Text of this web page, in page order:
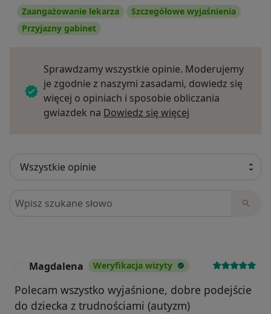
Zaangażowanie lekarza
Szczegółowe wyjaśnienia
Przyjazny gabinet
Sprawdzamy wszystkie opinie. Moderujemy
je zgodnie z naszymi zasadami, dowiedz się
więcej o opiniach i sposobie obliczania
gwiazdek na Dowiedz się więcej
Szukaj w opiniach
Magdalena Weryfikacja wizyty
Polecam wszystko wyjaśnione, dobre podejście
do dziecka z trudnościami (autyzm)